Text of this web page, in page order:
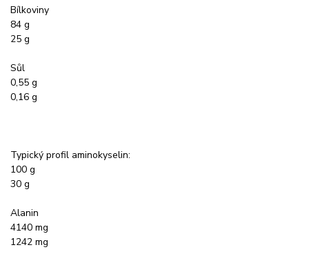
Bílkoviny
84 g
25 g
Sůl
0,55 g
0,16 g
Typický profil aminokyselin:
100 g
30 g
Alanin
4140 mg
1242 mg